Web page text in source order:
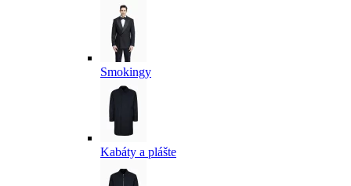
Smokingy
Kabáty a plášte